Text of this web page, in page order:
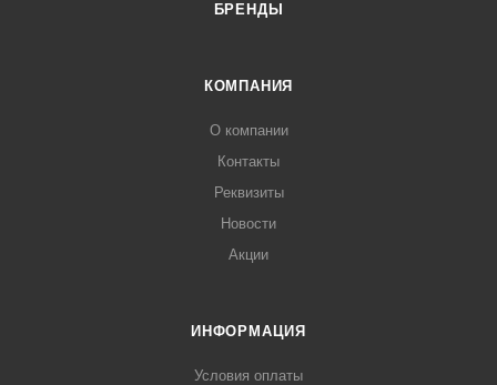
БРЕНДЫ
КОМПАНИЯ
О компании
Контакты
Реквизиты
Новости
Акции
ИНФОРМАЦИЯ
Условия оплаты